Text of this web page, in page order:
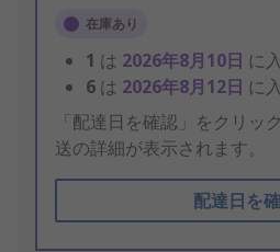
在庫あり
1 は 2026年8月10日 に
6 は 2026年8月12日 に
「配達日を確認」をクリッ
送の詳細が表示されます。
配達日を